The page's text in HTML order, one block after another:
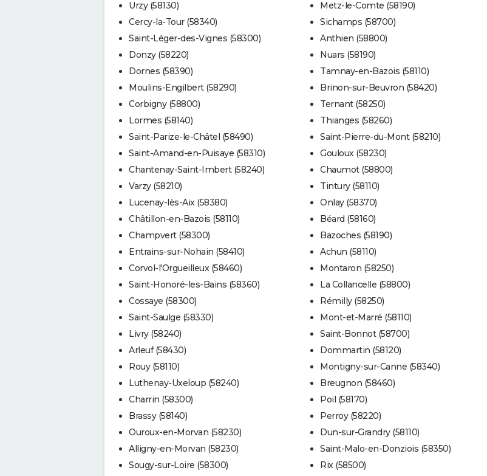
Urzy (58130)
Cercy-la-Tour (58340)
Saint-Léger-des-Vignes (58300)
Donzy (58220)
Dornes (58390)
Moulins-Engilbert (58290)
Corbigny (58800)
Lormes (58140)
Saint-Parize-le-Châtel (58490)
Saint-Amand-en-Puisaye (58310)
Chantenay-Saint-Imbert (58240)
Varzy (58210)
Lucenay-lès-Aix (58380)
Châtillon-en-Bazois (58110)
Champvert (58300)
Entrains-sur-Nohain (58410)
Corvol-l'Orgueilleux (58460)
Saint-Honoré-les-Bains (58360)
Cossaye (58300)
Saint-Saulge (58330)
Livry (58240)
Arleuf (58430)
Rouy (58110)
Luthenay-Uxeloup (58240)
Charrin (58300)
Brassy (58140)
Ouroux-en-Morvan (58230)
Alligny-en-Morvan (58230)
Sougy-sur-Loire (58300)
Metz-le-Comte (58190)
Sichamps (58700)
Anthien (58800)
Nuars (58190)
Tamnay-en-Bazois (58110)
Brinon-sur-Beuvron (58420)
Ternant (58250)
Thianges (58260)
Saint-Pierre-du-Mont (58210)
Gouloux (58230)
Chaumot (58800)
Tintury (58110)
Onlay (58370)
Béard (58160)
Bazoches (58190)
Achun (58110)
Montaron (58250)
La Collancelle (58800)
Rémilly (58250)
Mont-et-Marré (58110)
Saint-Bonnot (58700)
Dommartin (58120)
Montigny-sur-Canne (58340)
Breugnon (58460)
Poil (58170)
Perroy (58220)
Dun-sur-Grandry (58110)
Saint-Malo-en-Donziois (58350)
Rix (58500)